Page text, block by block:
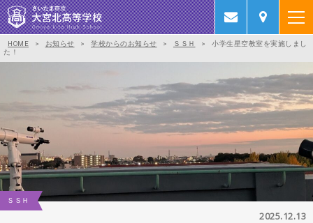
HOME > お知らせ > 学校からのお知らせ > ＳＳＨ >
小学生星空教室を実施しまし
た！
ＳＳＨ
2025.12.13